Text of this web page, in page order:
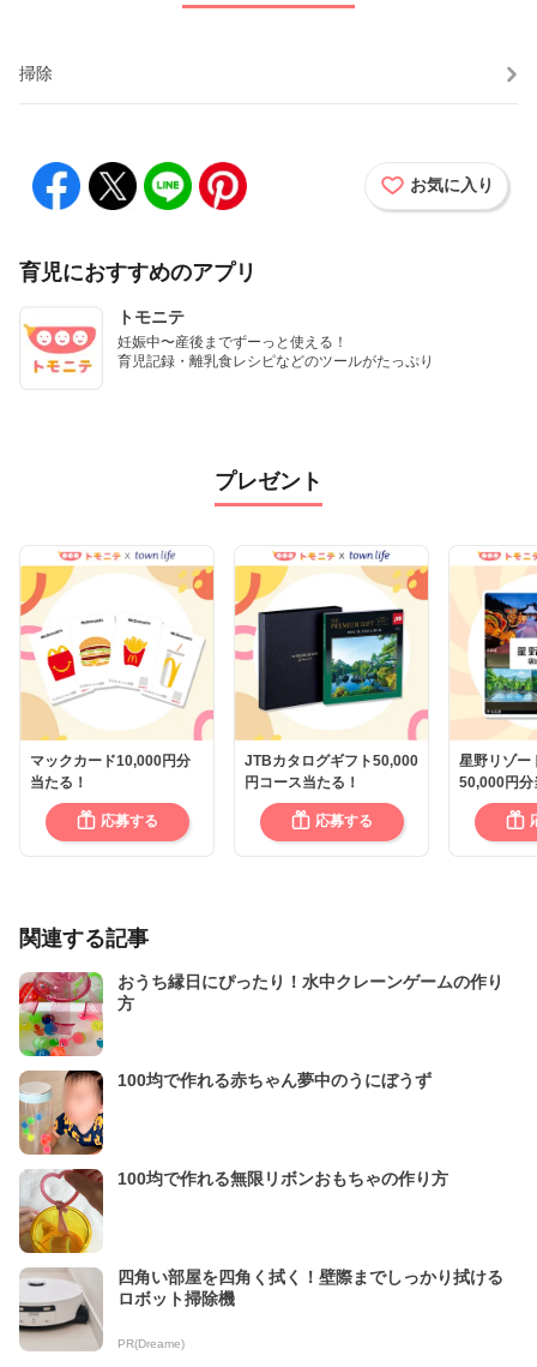
e
掃除
お気に入り
育児におすすめのアプリ
トモニテ
妊娠中〜産後までずーっと使える！
育児記録・離乳食レシピなどのツールがたっぷり
プレゼント
マックカード10,000円分
当たる！
応募する
JTBカタログギフト50,000
円コース当たる！
応募する
星野リゾー
50,000円分
関連する記事
おうち縁日にぴったり！水中クレーンゲームの作り
方
100均で作れる赤ちゃん夢中のうにぼうず
100均で作れる無限リボンおもちゃの作り方
四角い部屋を四角く拭く！壁際までしっかり拭ける
ロボット掃除機
PR(Dreame)